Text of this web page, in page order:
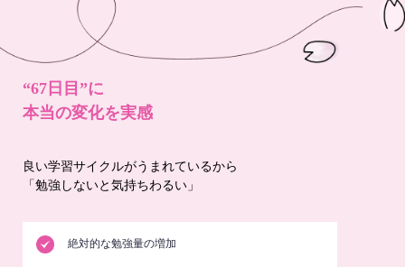
“67日目”に
本当の変化を実感
良い学習サイクルがうまれているから
「勉強しないと気持ちわるい」
絶対的な勉強量の増加